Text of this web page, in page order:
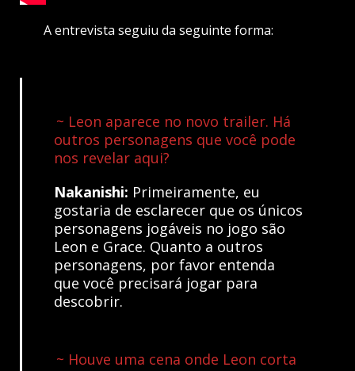
A entrevista seguiu da seguinte forma:
~ Leon aparece no novo trailer. Há
outros personagens que você pode
nos revelar aqui?
Nakanishi: Primeiramente, eu
gostaria de esclarecer que os únicos
personagens jogáveis no jogo são
Leon e Grace. Quanto a outros
personagens, por favor entenda
que você precisará jogar para
descobrir.
~ Houve uma cena onde Leon corta